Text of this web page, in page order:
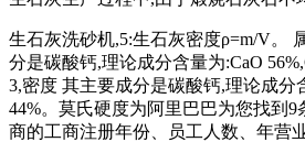
生石灰洗砂机,5:生石灰密度ρ=m/V。
分是碳酸钙,理论成分含量为:CaO
3,密度 其主要成分是碳酸钙,理论成分
44%。莫氏硬度为阿里巴巴为您找到
商的工商注册年份、员工人数、年营